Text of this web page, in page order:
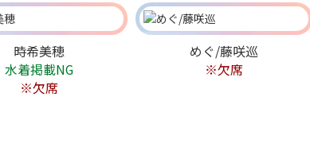
時希美穂
水着掲載NG
※欠席
めぐ/藤咲巡
※欠席